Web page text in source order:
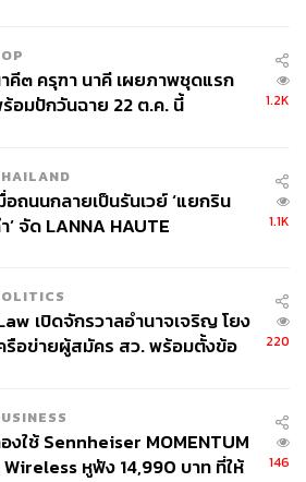
คี๓ ครุฑา นาคี เผยภาพชุดแรก
อมปักวันฉาย 22 ต.ค. นี้
1.2K
อถนนกลายเป็นรันเวย์ ‘แยกริน
’ จัด LANNA HAUTE
1.1K
เปิดจักรวาลอำนาจเจริญ โยง
รือข่ายผู้สมัคร สว. พร้อมตั้งข้อ
220
งใช้ Sennheiser MOMENTUM
Wireless หูฟัง 14,990 บาท ที่ให้
146